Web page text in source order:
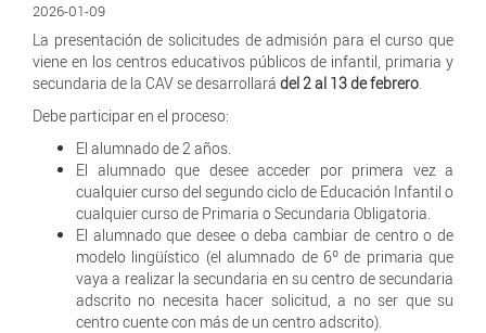
2026-01-09
La presentación de solicitudes de admisión para el curso que
viene en los centros educativos públicos de infantil, primaria y
secundaria de la CAV se desarrollará del 2 al 13 de febrero.
Debe participar en el proceso:
El alumnado de 2 años.
El alumnado que desee acceder por primera vez a
cualquier curso del segundo ciclo de Educación Infantil o
cualquier curso de Primaria o Secundaria Obligatoria.
El alumnado que desee o deba cambiar de centro o de
modelo lingüístico (el alumnado de 6º de primaria que
vaya a realizar la secundaria en su centro de secundaria
adscrito no necesita hacer solicitud, a no ser que su
centro cuente con más de un centro adscrito).